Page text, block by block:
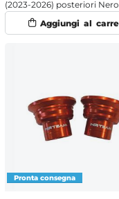
(2023-2026) posteriori Nero